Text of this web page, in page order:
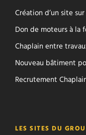
Création d’un site
Don de moteurs à la
Chaplain entre
Nouveau bâtiment
Recrutement
LES SITES DU